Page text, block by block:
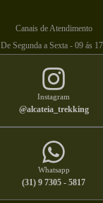
Canais de Atendimento
De Segunda a Sexta - 09 ás
Instagram
@alcateia_trekking
Whatsapp
(31) 9 7305 - 5817